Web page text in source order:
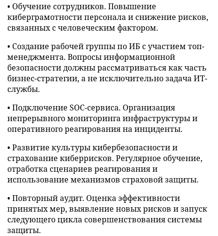
• Обучение сотрудников. Повышение
киберграмотности персонала и снижение рисков,
связанных с человеческим фактором.
• Создание рабочей группы по ИБ с участием топ-
менеджмента. Вопросы информационной
безопасности должны рассматриваться как часть
бизнес-стратегии, а не исключительно задача ИТ-
службы.
• Подключение SOC-сервиса. Организация
непрерывного мониторинга инфраструктуры и
оперативного реагирования на инциденты.
• Развитие культуры кибербезопасности и
страхование киберрисков. Регулярное обучение,
отработка сценариев реагирования и
использование механизмов страховой защиты.
• Повторный аудит. Оценка эффективности
принятых мер, выявление новых рисков и запуск
следующего цикла совершенствования системы
защиты.